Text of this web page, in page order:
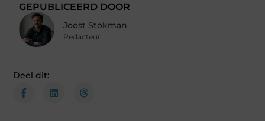
GEPUBLICEERD DOOR
Joost Stokman
Redacteur
Deel dit: